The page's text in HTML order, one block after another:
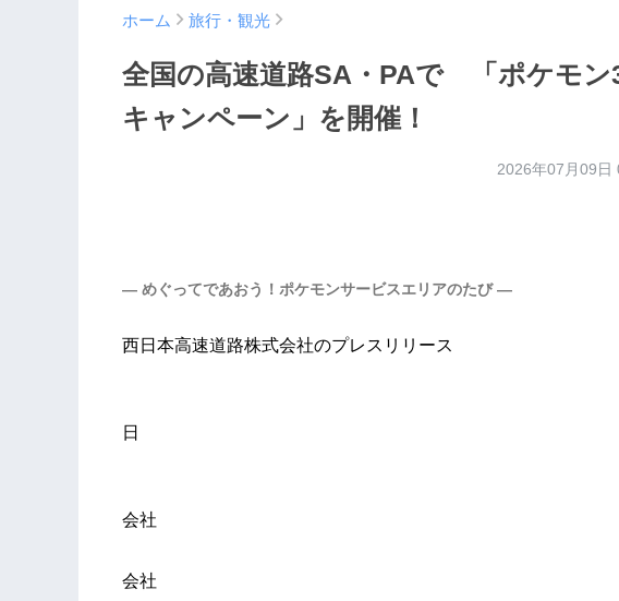
ホーム 旅行・観光
全国の高速道路SA・PAで 「ポケモン
キャンペーン」を開催！
2026年07月09日
― めぐってであおう！ポケモンサービスエリアのたび ―
西日本高速道路株式会社のプレスリリース
令和8年
日
東日本高速
会社
中日本高速
会社